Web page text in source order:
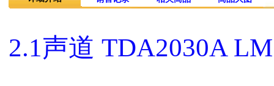
2.1声道 TDA2030A